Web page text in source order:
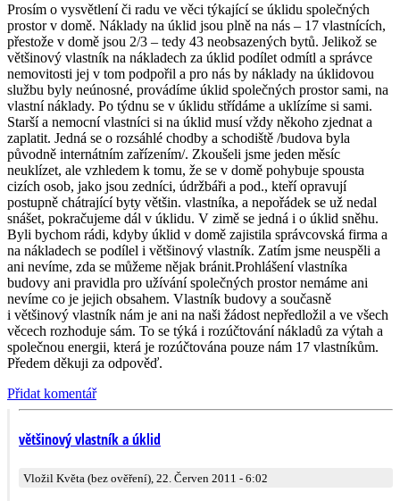
Prosím o vysvětlení či radu ve věci týkající se úklidu společných
prostor v domě. Náklady na úklid jsou plně na nás – 17 vlastnících,
přestože v domě jsou 2/3 – tedy 43 neobsazených bytů. Jelikož se
většinový vlastník na nákladech za úklid podílet odmítl a správce
nemovitosti jej v tom podpořil a pro nás by náklady na úklidovou
službu byly neúnosné, provádíme úklid společných prostor sami, na
vlastní náklady. Po týdnu se v úklidu střídáme a uklízíme si sami.
Starší a nemocní vlastníci si na úklid musí vždy někoho zjednat a
zaplatit. Jedná se o rozsáhlé chodby a schodiště /budova byla
původně internátním zařízením/. Zkoušeli jsme jeden měsíc
neuklízet, ale vzhledem k tomu, že se v domě pohybuje spousta
cizích osob, jako jsou zedníci, údržbáři a pod., kteří opravují
postupně chátrající byty většin. vlastníka, a nepořádek se už nedal
snášet, pokračujeme dál v úklidu. V zimě se jedná i o úklid sněhu.
Byli bychom rádi, kdyby úklid v domě zajistila správcovská firma a
na nákladech se podílel i většinový vlastník. Zatím jsme neuspěli a
ani nevíme, zda se můžeme nějak bránit.Prohlášení vlastníka
budovy ani pravidla pro užívání společných prostor nemáme ani
nevíme co je jejich obsahem. Vlastník budovy a současně
i většinový vlastník nám je ani na naši žádost nepředložil a ve všech
věcech rozhoduje sám. To se týká i rozúčtování nákladů za výtah a
společnou energii, která je rozúčtována pouze nám 17 vlastníkům.
Předem děkuji za odpověď.
Přidat komentář
většinový vlastník a úklid
Vložil Květa (bez ověření), 22. Červen 2011 - 6:02